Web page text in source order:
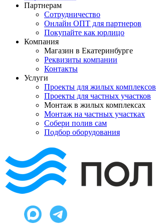
Партнерам
Сотрудничество
Онлайн ОПТ для партнеров
Покупайте как юрлицо
Компания
Магазин в Екатеринбурге
Реквизиты компании
Контакты
Услуги
Проекты для жилых комплексов
Проекты для частных участков
Монтаж в жилых комплексах
Монтаж на частных участках
Собери полив сам
Подбор оборудования